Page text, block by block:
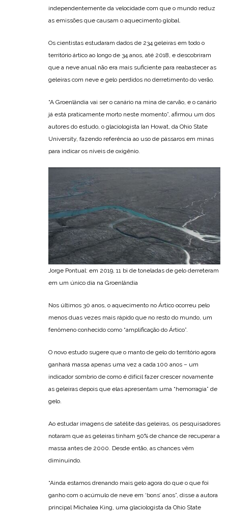
independentemente da velocidade com que o mundo reduz
as emissões que causam o aquecimento global.
Os cientistas estudaram dados de 234 geleiras em todo o
território ártico ao longo de 34 anos, até 2018, e descobriram
que a neve anual não era mais suficiente para reabastecer as
geleiras com neve e gelo perdidos no derretimento do verão.
“A Groenlândia vai ser o canário na mina de carvão, e o canário
já está praticamente morto neste momento”, afirmou um dos
autores do estudo, o glaciologista Ian Howat, da Ohio State
University, fazendo referência ao uso de pássaros em minas
para indicar os níveis de oxigênio.
Jorge Pontual: em 2019, 11 bi de toneladas de gelo derreteram
em um único dia na Groenlândia
Nos últimos 30 anos, o aquecimento no Ártico ocorreu pelo
menos duas vezes mais rápido que no resto do mundo, um
fenômeno conhecido como “amplificação do Ártico”.
O novo estudo sugere que o manto de gelo do território agora
ganhará massa apenas uma vez a cada 100 anos – um
indicador sombrio de como é difícil fazer crescer novamente
as geleiras depois que elas apresentam uma “hemorragia” de
gelo.
Ao estudar imagens de satélite das geleiras, os pesquisadores
notaram que as geleiras tinham 50% de chance de recuperar a
massa antes de 2000. Desde então, as chances vêm
diminuindo.
“Ainda estamos drenando mais gelo agora do que o que foi
ganho com o acúmulo de neve em ‘bons’ anos”, disse a autora
principal Michalea King, uma glaciologista da Ohio State